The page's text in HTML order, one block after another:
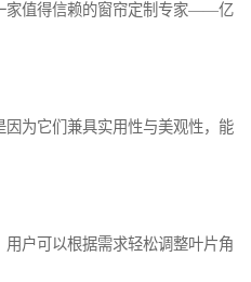
家值得信赖的窗帘定制专家——亿
为它们兼具实用性与美观性，能
户可以根据需求轻松调整叶片角